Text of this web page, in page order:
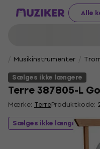
Alle
Musikinstrumenter
Sælges ikke længere
Terre 387805-L
Mærke: TerreProduktkode:
Sælges ikke længere